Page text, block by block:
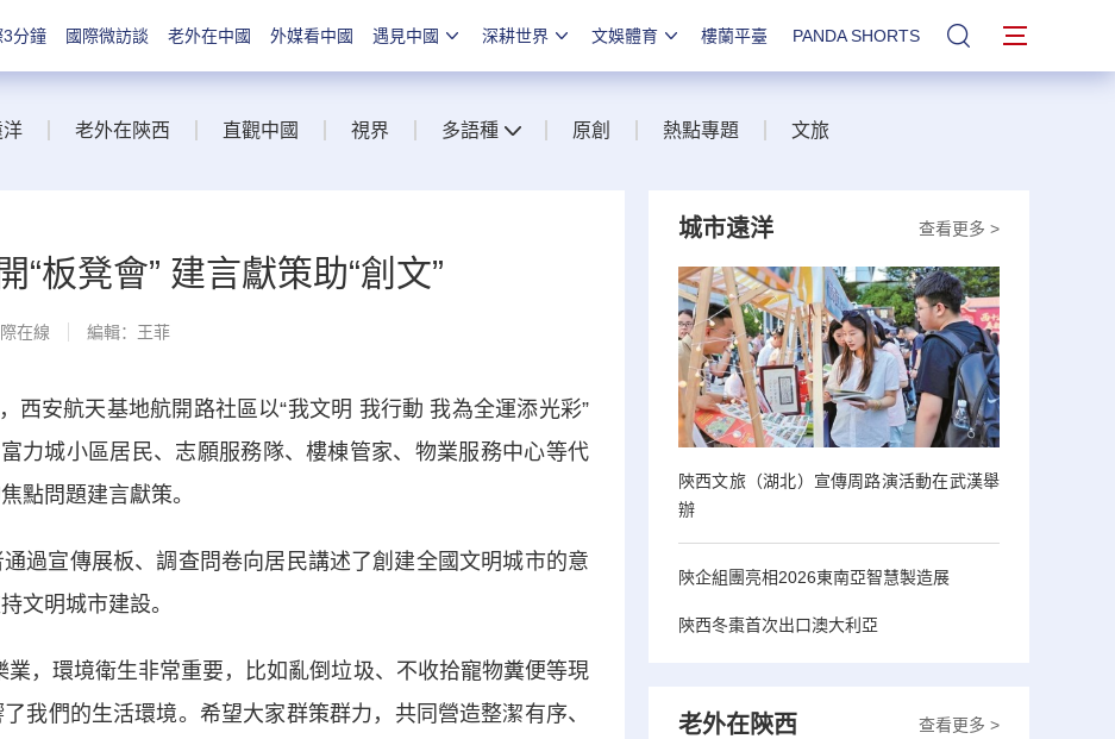
3分鐘 國際微訪談 老外在中國 外媒看中國 遇見中國 深耕世界 文娛體育 樓蘭平臺 PANDA SHORTS 站內搜索
洋 老外在陝西 直觀中國 視界 多語種 原創 熱點專題 文旅
板凳會” 建言獻策助“創文”
在線 編輯：王菲
安航天基地航開路社區以“我文明 我行動 我為全運添光彩”
力城小區居民、志願服務隊、樓棟管家、物業服務中心等代
點問題建言獻策。
宣傳展板、調查問卷向居民講述了創建全國文明城市的意
文明城市建設。
，環境衛生非常重要，比如亂倒垃圾、不收拾寵物糞便等現
我們的生活環境。希望大家群策群力，共同營造整潔有序、
查看更多 >
城市遠洋
陝西文旅（湖北）宣傳周路演活動在武漢舉
辦
陝企組團亮相2026東南亞智慧製造展
陝西冬棗首次出口澳大利亞
查看更多 >
老外在陝西